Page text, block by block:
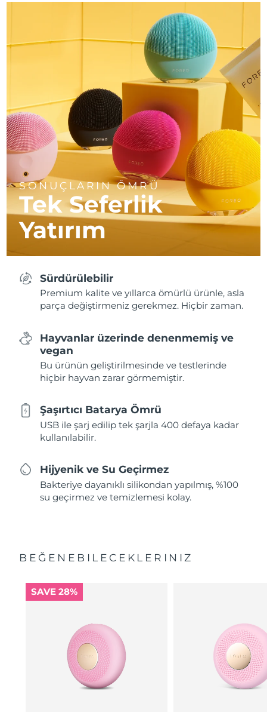
SONUÇLARIN ÖMRÜ
Tek Seferlik
Yatırım
Sürdürülebilir
Premium kalite ve yıllarca ömürlü ürünle, asla
parça değiştirmeniz gerekmez. Hiçbir zaman.
Hayvanlar üzerinde denenmemiş ve
vegan
Bu ürünün geliştirilmesinde ve testlerinde
hiçbir hayvan zarar görmemiştir.
Şaşırtıcı Batarya Ömrü
USB ile şarj edilip tek şarjla 400 defaya kadar
kullanılabilir.
Hijyenik ve Su Geçirmez
Bakteriye dayanıklı silikondan yapılmış, %100
su geçirmez ve temizlemesi kolay.
BEĞENEBILECEKLERINIZ
SAVE 28%